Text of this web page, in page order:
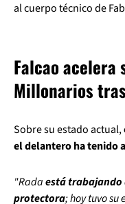
al cuerpo técnico de
Falcao acelera
Millonarios
Sobre su estado actual,
el delantero ha tenido
"Radaestá trabajando
protectora; hoy tuvo su